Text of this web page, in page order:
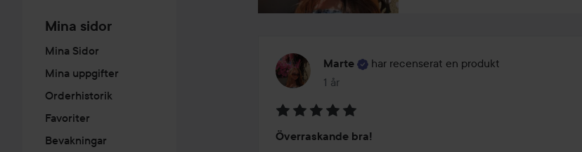
Mina sidor
Mina Sidor
Mina uppgifter
Orderhistorik
Favoriter
Bevakningar
Marte
har recenserat en produkt
1 år
Inlägget skapades 1 år
5
Överraskande bra!